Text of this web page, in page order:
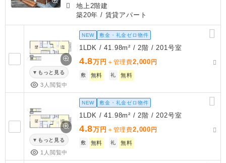
地上2階建
築20年 / 賃貸アパート
もっと見る
3人閲覧中
NEW 敷金・礼金ゼロ物件
1LDK / 41.98m² / 2階 / 201号室
4.8万円 ＋管理費2,000 円
敷 無料 礼 無料
もっと見る
1人閲覧中
NEW 敷金・礼金ゼロ物件
1LDK / 41.98m² / 2階 / 202号室
4.8万円 ＋管理費2,000 円
敷 無料 礼 無料